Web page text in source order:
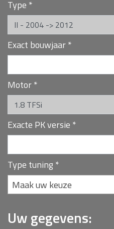
Type *
Exact bouwjaar*
Motor*
Exacte PK versie *
Type tuning*
Maak uw keuze
Uw gegevens: